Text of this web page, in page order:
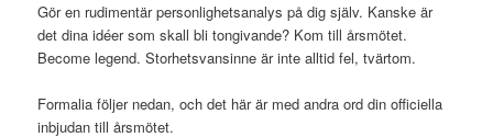
Gör en rudimentär personlighetsanalys på dig själv. Kanske är
det dina idéer som skall bli tongivande? Kom till årsmötet.
Become legend. Storhetsvansinne är inte alltid fel, tvärtom.
Formalia följer nedan, och det här är med andra ord din officiella
inbjudan till årsmötet.